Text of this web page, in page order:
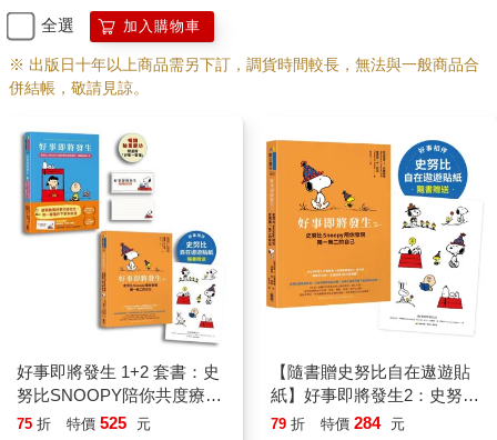
開始執業不久後，我發現除了大腦生病的病人以外，大多數人的
情緒問題，其實大多來自過度自卑。
要良好地適應現實生活，必須先對現實有正確的認識。如果一個
人眼中的世界，與世界真正的樣貌不同，那麼就很難適應得好。
上的困難。因為到頭來，我們都只活在自己所認為的現實之中。
資質平庸的人要適應現實世界似乎較不困難，他們有機會找到一
個既適合自己，又可以活得自在的位置。只有當我們低估自己、
漠視所擁有的能力與長處時，才會誤解真實的狀況，導致各種性
格上的問題。
貶低自我的現象普遍到我們或多或少都曾體會過這種感覺。這或
許是為什麼在漫畫裡，每當查理布朗把自己視為一個失敗者時，
我們總能理解他。
但是，查理布朗真的是一個失敗者嗎？
作，是可以被我們接納的嗎？他能帶來娛樂效果嗎？你是否會因
為他的笨手笨腳而發笑呢？
查理布朗絕對不是一個有缺陷的人，但他代表著有缺陷的人格。
全選 加入購物車
※ 出版日十年以上商品需另下訂，調貨時間較長，無法與一般商品合
併結帳，敬請見諒。
好事即將發生 1+2 套書：史
努比SNOOPY陪你共度療癒
生活！
75 折 特價 525 元
【隨書贈史努比自在遨遊貼
紙】好事即將發生2：史努比
Snoopy陪你發現獨一無二的
79 折 特價 284 元